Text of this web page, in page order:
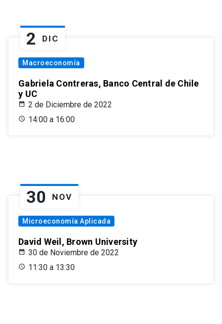
2 DIC
Macroeconomía
Gabriela Contreras, Banco Central de Chile
y UC
2 de Diciembre de 2022
14:00 a 16:00
30 NOV
Microeconomía Aplicada
David Weil, Brown University
30 de Noviembre de 2022
11:30 a 13:30